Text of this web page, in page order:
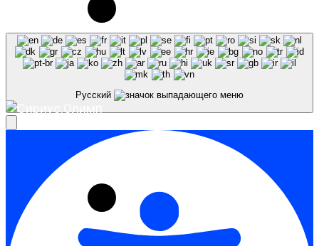
ссылка на источник обязательна.
Русский